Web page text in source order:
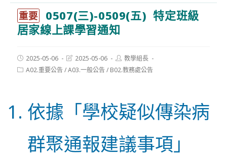
重要
0507(三)-0509(五) 特定班級
居家線上課學習通知
Post
published:
2025-05-06
Post
modified:
2025-05-06
Post
author:
教學組長
PostA02.重要公告/A03.一般公告/ B02.教務處公告
依據「學校疑似傳染病
群聚通報建議事項」